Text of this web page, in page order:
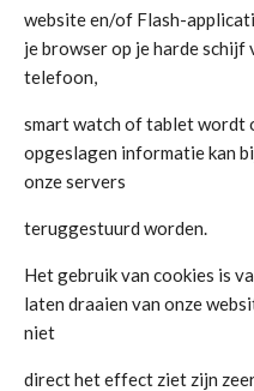
website en/of Flash-
je browser op je harde schijf
telefoon,
smart watch of tablet wordt
opgeslagen informatie kan
onze servers
teruggestuurd worden.
Het gebruik van cookies is
laten draaien van onze
niet
direct het effect ziet zijn